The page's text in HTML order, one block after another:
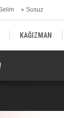
Susuz
KAĞIZMAN